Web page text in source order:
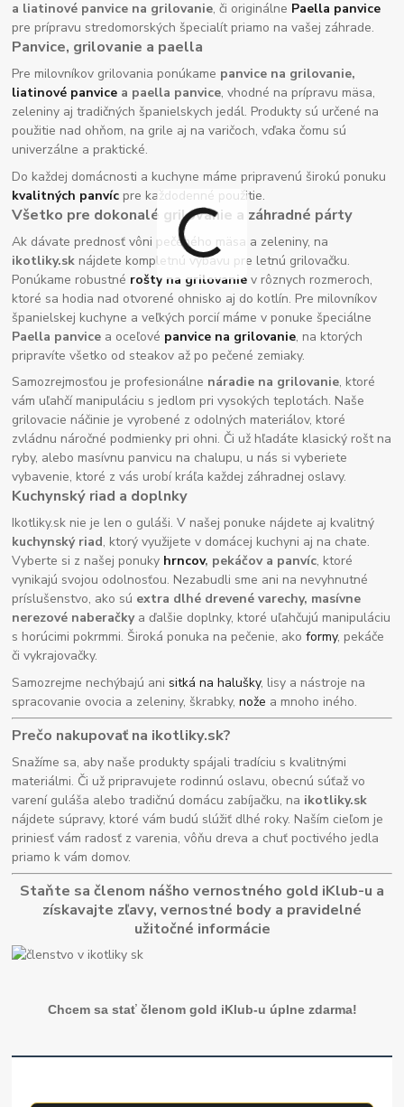
a liatinové panvice na grilovanie, či originálne Paella panvice
pre prípravu stredomorských špecialít priamo na vašej záhrade.
Panvice, grilovanie a paella
Pre milovníkov grilovania ponúkame panvice na grilovanie,
liatinové panvice a paella panvice, vhodné na prípravu mäsa,
zeleniny aj tradičných španielskych jedál. Produkty sú určené na
použitie nad ohňom, na grile aj na varičoch, vďaka čomu sú
univerzálne a praktické.
Do každej domácnosti a kuchyne máme pripravenú širokú ponuku
kvalitných panvíc pre každodenné použitie.
Všetko pre dokonalé grilovanie a záhradné párty
Ak dávate prednosť vôni pečeného mäsa a zeleniny, na
ikotliky.sk nájdete kompletnú výbavu pre letnú grilovačku.
Ponúkame robustné rošty na grilovanie v rôznych rozmeroch,
ktoré sa hodia nad otvorené ohnisko aj do kotlín. Pre milovníkov
španielskej kuchyne a veľkých porcií máme v ponuke špeciálne
Paella panvice a oceľové panvice na grilovanie, na ktorých
pripravíte všetko od steakov až po pečené zemiaky.
Samozrejmosťou je profesionálne náradie na grilovanie, ktoré
vám uľahčí manipuláciu s jedlom pri vysokých teplotách. Naše
grilovacie náčinie je vyrobené z odolných materiálov, ktoré
zvládnu náročné podmienky pri ohni. Či už hľadáte klasický rošt na
ryby, alebo masívnu panvicu na chalupu, u nás si vyberiete
vybavenie, ktoré z vás urobí kráľa každej záhradnej oslavy.
Kuchynský riad a doplnky
Ikotliky.sk nie je len o guláši. V našej ponuke nájdete aj kvalitný
kuchynský riad, ktorý využijete v domácej kuchyni aj na chate.
Vyberte si z našej ponuky hrncov, pekáčov a panvíc, ktoré
vynikajú svojou odolnosťou. Nezabudli sme ani na nevyhnutné
príslušenstvo, ako sú extra dlhé drevené varechy, masívne
nerezové naberačkya ďalšie doplnky, ktoré uľahčujú manipuláciu
s horúcimi pokrmmi. Široká ponuka na pečenie, akoformy, pekáče
či vykrajovačky.
Samozrejme nechýbajú anisitká na halušky, lisy a nástroje na
spracovanie ovocia a zeleniny, škrabky,nože a mnoho iného.
Prečo nakupovať na ikotliky.sk?
Snažíme sa, aby naše produkty spájali tradíciu s kvalitnými
materiálmi. Či už pripravujete rodinnú oslavu, obecnú súťaž vo
varení guláša alebo tradičnú domácu zabíjačku, na ikotliky.sk
nájdete súpravy, ktoré vám budú slúžiť dlhé roky. Naším cieľom je
priniesť vám radosť z varenia, vôňu dreva a chuť poctivého jedla
priamo k vám domov.
Staňte sa členom nášho vernostného gold iKlub-u a
získavajte zľavy, vernostné body a pravidelné
užitočné informácie
Chcem sa stať členom gold iKlub-u úplne zdarma!